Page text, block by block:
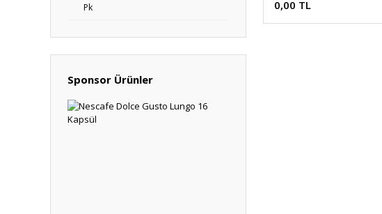
Pk
Sponsor Ürünler
0,00 TL